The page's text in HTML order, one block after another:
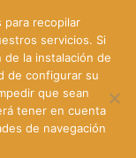
para recopilar
servicios. Si
la instalación de
de configurar su
que sean
tener en cuenta
de navegación